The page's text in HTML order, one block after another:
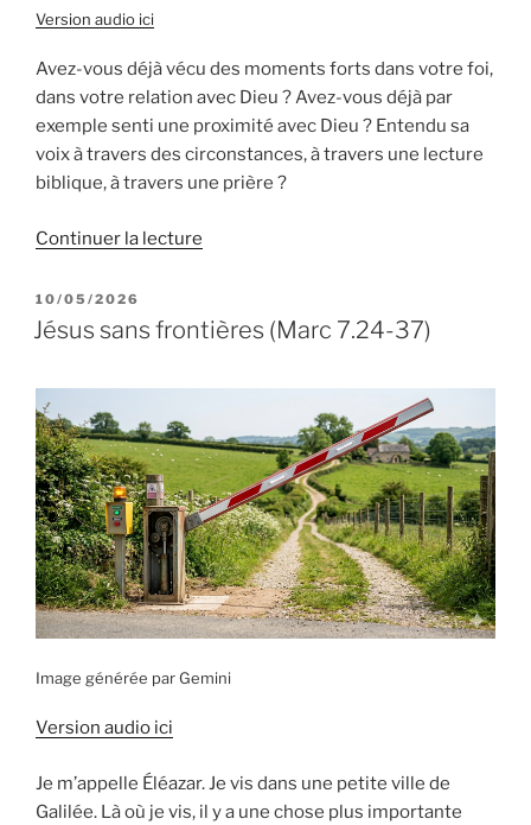
Version audio ici
Avez-vous déjà vécu des moments forts dans votre foi,
dans votre relation avec Dieu ? Avez-vous déjà par
exemple senti une proximité avec Dieu ? Entendu sa
voix à travers des circonstances, à travers une lecture
biblique, à travers une prière ?
Continuer la lecture
extraordinaire
PUBLIÉ
LE
10/05/2026
Jésus sans frontières (Marc 7.24-37)
Image générée par Gemini
Version audio ici
Je m’appelle Éléazar. Je vis dans une petite ville de
Galilée. Là où je vis, il y a une chose plus importante